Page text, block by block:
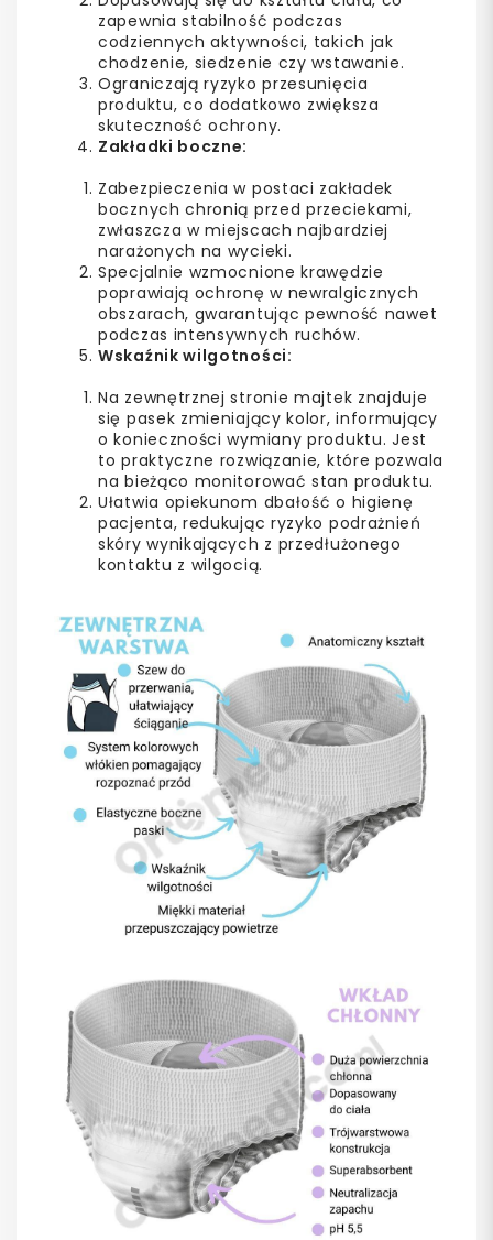
zapewnia stabilność podczas
codziennych aktywności, takich jak
chodzenie, siedzenie czy wstawanie.
Ograniczają ryzyko przesunięcia
produktu, co dodatkowo zwiększa
skuteczność ochrony.
Zakładki boczne:
Zabezpieczenia w postaci zakładek
bocznych chronią przed przeciekami,
zwłaszcza w miejscach najbardziej
narażonych na wycieki.
Specjalnie wzmocnione krawędzie
poprawiają ochronę w newralgicznych
obszarach, gwarantując pewność nawet
podczas intensywnych ruchów.
Wskaźnik wilgotności:
Na zewnętrznej stronie majtek znajduje
się pasek zmieniający kolor, informujący
o konieczności wymiany produktu. Jest
to praktyczne rozwiązanie, które pozwala
na bieżąco monitorować stan produktu.
Ułatwia opiekunom dbałość o higienę
pacjenta, redukując ryzyko podrażnień
skóry wynikających z przedłużonego
kontaktu z wilgocią.